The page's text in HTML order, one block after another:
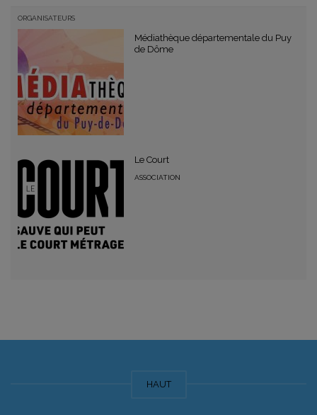
ORGANISATEURS
Médiathèque départementale du Puy
de Dôme
Le Court
ASSOCIATION
HAUT